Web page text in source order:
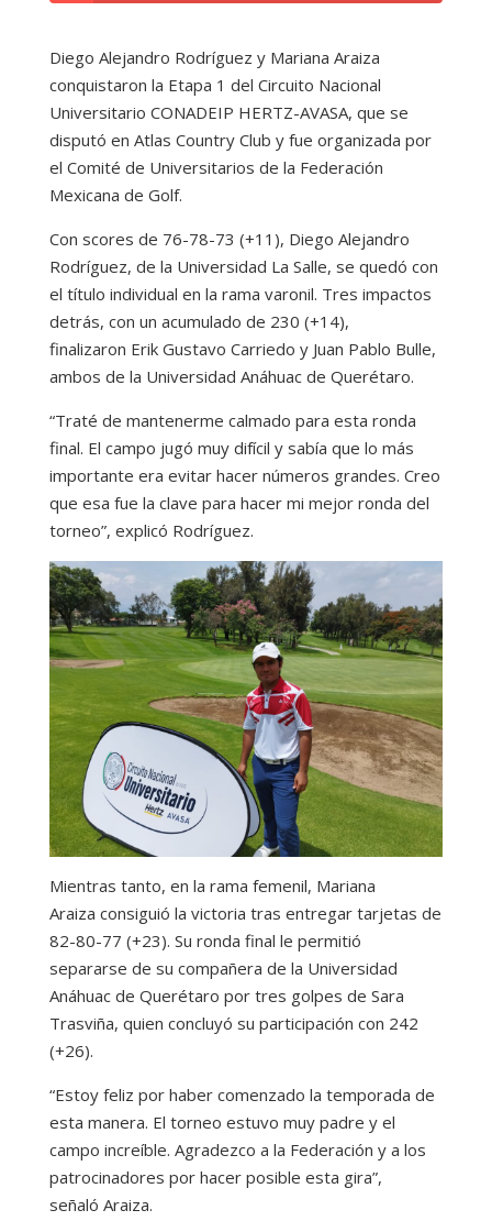
Diego Alejandro Rodríguez y Mariana Araiza
conquistaron la Etapa 1 del Circuito Nacional
Universitario CONADEIP HERTZ-AVASA, que se
disputó en Atlas Country Club y fue organizada por
el Comité de Universitarios de la Federación
Mexicana de Golf.
Con scores de 76-78-73 (+11), Diego Alejandro
Rodríguez, de la Universidad La Salle, se quedó con
el título individual en la rama varonil. Tres impactos
detrás, con un acumulado de 230 (+14),
finalizaron Erik Gustavo Carriedo y Juan Pablo Bulle,
ambos de la Universidad Anáhuac de Querétaro.
“Traté de mantenerme calmado para esta ronda
final. El campo jugó muy difícil y sabía que lo más
importante era evitar hacer números grandes. Creo
que esa fue la clave para hacer mi mejor ronda del
torneo”, explicó Rodríguez.
Mientras tanto, en la rama femenil, Mariana
Araiza consiguió la victoria tras entregar tarjetas de
82-80-77 (+23). Su ronda final le permitió
separarse de su compañera de la Universidad
Anáhuac de Querétaro por tres golpes de Sara
Trasviña, quien concluyó su participación con 242
(+26).
“Estoy feliz por haber comenzado la temporada de
esta manera. El torneo estuvo muy padre y el
campo increíble. Agradezco a la Federación y a los
patrocinadores por hacer posible esta gira”,
señaló Araiza.